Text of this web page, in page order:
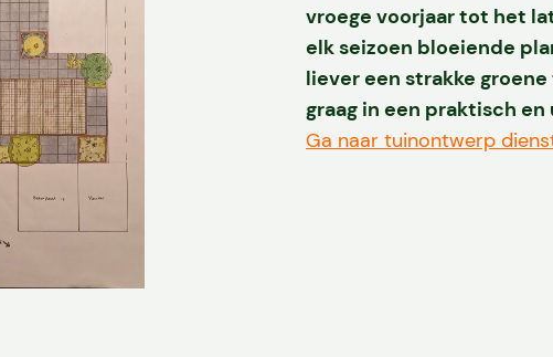
vroege voorjaar tot het
elk seizoen bloeiende
liever een strakke
graag in een praktisch
Ga naar tuinontwerp